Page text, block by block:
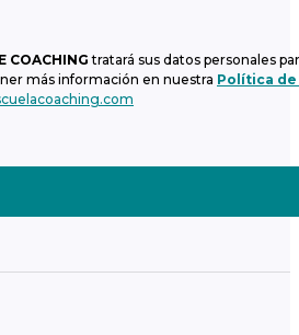
COACHING tratará sus datos personales
más información en nuestra Política